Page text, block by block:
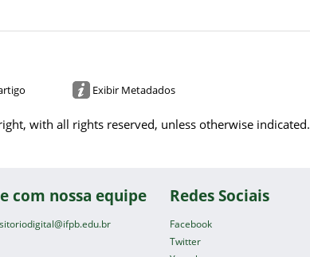
Exibir Metadados
with all rights reserved, unless otherwise indicated.
com nossa equipe Redes Sociais
Facebook
Twitter